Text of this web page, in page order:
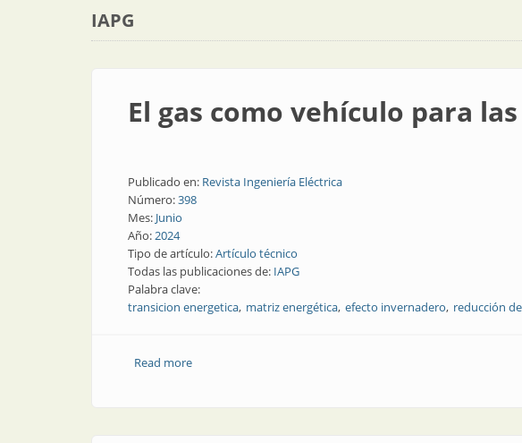
IAPG
El gas como vehículo para
Publicado en: Revista Ingeniería Eléctrica
Número:398
Mes: Junio
Año:2024
Tipo de artículo:Artículo técnico
Todas las publicaciones de: IAPG
Palabra clave:
transicion energetica matriz energética efecto invernadero reducción
Read moreabout El gas como vehículo para las transiciones energéticas